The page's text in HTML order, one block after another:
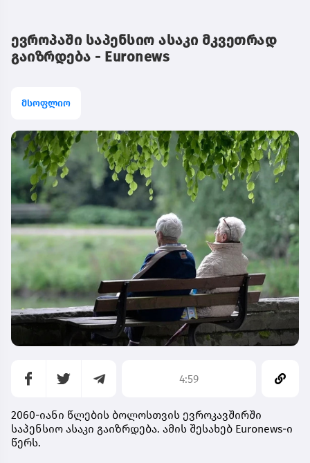
ევროპაში საპენსიო ასაკი მკვეთრად
გაიზრდება - Euronews
მსოფლიო
4:59
2060-იანი წლების ბოლოსთვის ევროკავშირში
საპენსიო ასაკი გაიზრდება. ამის შესახებ Euronews-ი
წერს.